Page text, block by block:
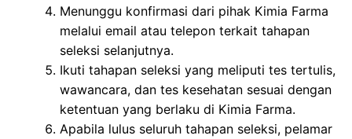
Menunggu konfirmasi dari pihak Kimia Farma
melalui email atau telepon terkait tahapan
seleksi selanjutnya.
Ikuti tahapan seleksi yang meliputi tes tertulis,
wawancara, dan tes kesehatan sesuai dengan
ketentuan yang berlaku di Kimia Farma.
Apabila lulus seluruh tahapan seleksi, pelamar